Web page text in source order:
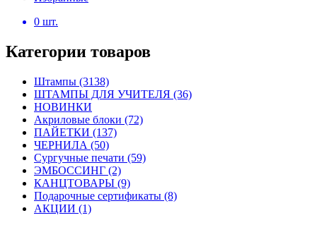
0 шт.
Категории товаров
Штампы (3138)
ШТАМПЫ ДЛЯ УЧИТЕЛЯ (36)
НОВИНКИ
Акриловые блоки (72)
ПАЙЕТКИ (137)
ЧЕРНИЛА (50)
Сургучные печати (59)
ЭМБОССИНГ (2)
КАНЦТОВАРЫ (9)
Подарочные сертификаты (8)
АКЦИИ (1)